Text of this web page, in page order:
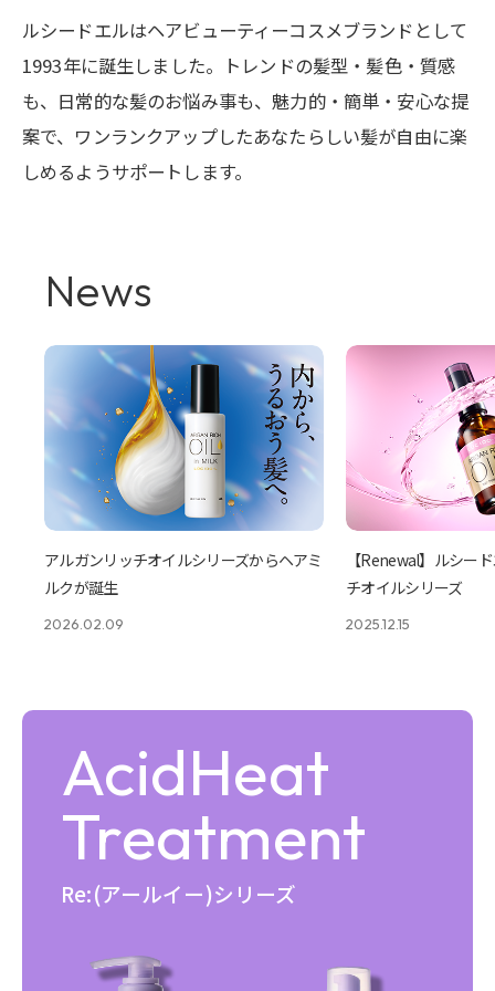
ルシードエルはヘアビューティーコスメブランドとして
1993年に誕生しました。トレンドの髪型・髪色・質感
も、日常的な髪のお悩み事も、魅力的・簡単・安心な提
案で、ワンランクアップしたあなたらしい髪が自由に楽
しめるようサポートします。
News
アルガンリッチオイルシリーズからヘアミ
ルクが誕生
2026.02.09
【Renewal】ルシー
チオイルシリーズ
2025.12.15
AcidHeat
Treatment
Re:(アールイー)シリーズ